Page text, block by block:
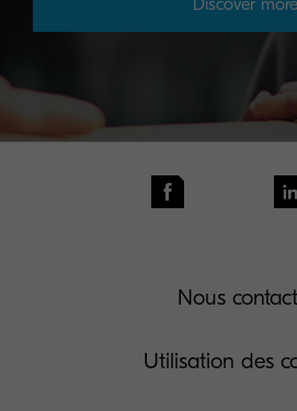
Discover more
Nous
Utilisation des